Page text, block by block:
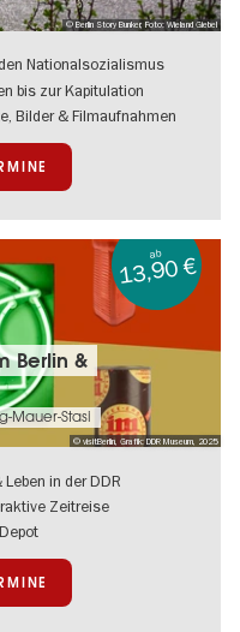
© Berlin Story Bunker, Foto: Wieland Giebel
Nationalsozialismus
bis zur Kapitulation
Bilder & Filmaufnahmen
© visitBerlin, Grafik: DDR Museum, 2025
Berlin &
Mauer-Stasi
ab
13,90 €
in der DDR
Zeitreise